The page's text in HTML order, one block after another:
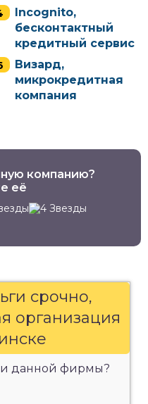
Incognito,
бесконтактный
кредитный сервис
Визард,
микрокредитная
компания
компанию?
её
срочно,
организация
данной фирмы?